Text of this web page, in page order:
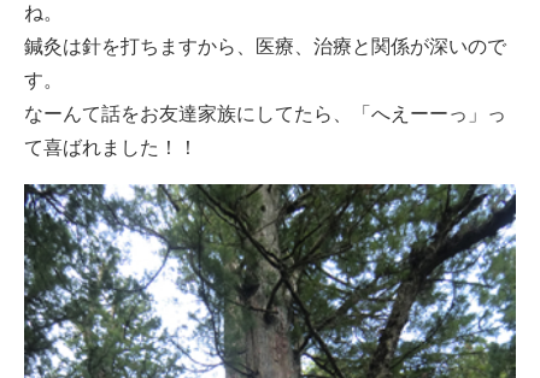
ね。
鍼灸は針を打ちますから、医療、治療と関係が深いので
す。
なーんて話をお友達家族にしてたら、「へえーーっ」っ
て喜ばれました！！